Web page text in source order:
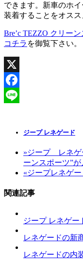
できます。新車のホ
装着することをオスス
Bre’c TEZZO クリー
コチラ を御覧下さい。
X
Facebook
ジープ レネゲード
»ジープ レネゲ
ーンスポーツ”が
«ジープレネゲ
関連記事
ジープ レネゲー
レネゲードの新
レネゲードの内